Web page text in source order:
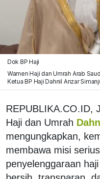
Dok BP Haji
Wamen Haji dan Umrah Arab
Ketua BP Haji Dahnil Anzar
REPUBLIKA.CO.ID,
Haji dan Umrah
mengungkapkan,
membawa misi
penyelenggaraan